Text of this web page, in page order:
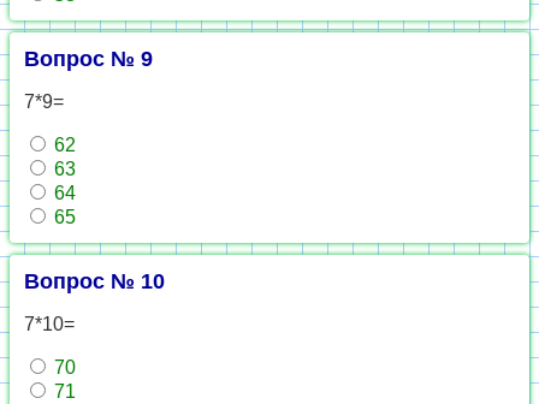
Вопрос № 9
7*9=
62
63
64
65
Вопрос № 10
7*10=
70
71